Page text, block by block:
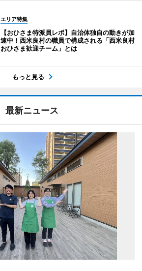
エリア特集
【おひさま特派員レポ】自治体独自の動きが加
速中！西米良村の職員で構成される「西米良村
おひさま歓迎チーム」とは
もっと見る
最新ニュース